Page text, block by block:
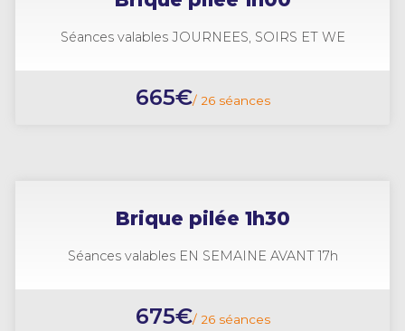
Séances valables JOURNEES, SOIRS ET WE
665€/ 26 séances
Brique pilée 1h30
Séances valables EN SEMAINE AVANT 17h
675€/ 26 séances